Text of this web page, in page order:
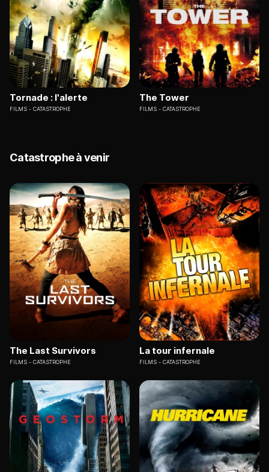
Tornade : l'alerte
FILMS CATASTROPHE
The Tower
FILMS CATASTROPHE
Catastrophe à venir
The Last Survivors
FILMS CATASTROPHE
La tour infernale
FILMS CATASTROPHE